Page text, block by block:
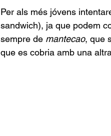
Per als més jóvens
sandwich), ja que podem
sempre de mantecao, que
que es cobria amb una